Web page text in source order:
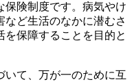
保険制度です。病気やけ
ど生活のなかに潜むさ
を保障することを目的と
いて、万が一のために互